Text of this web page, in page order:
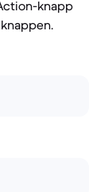
knapp